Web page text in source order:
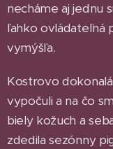
necháme aj jednu
ľahko ovládateľná
vymýšľa.
Kostrovo
vypočuli a na čo
biely kožuch a
zdedila sezónny